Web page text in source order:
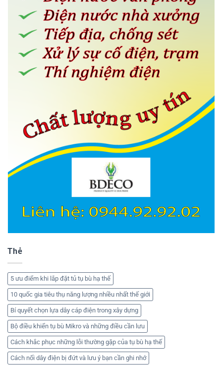
Thẻ
5 ưu điểm khi lắp đặt tủ tụ bù hạ thế
10 quốc gia tiêu thụ năng lượng nhiều nhất thế giới
Bí quyết chọn lựa dây cáp điện trong xây dựng
Bộ điều khiển tụ bù Mikro và những điều cần lưu
Cách khắc phục những lỗi thường gặp của tụ bù hạ thế
Cách nối dây điện bị đứt và lưu ý bạn cần ghi nhớ